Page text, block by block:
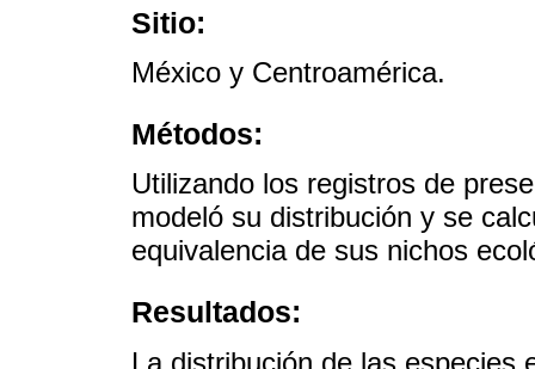
Sitio:
México y Centroamérica.
Métodos:
Utilizando los registros de
modeló su distribución y se
equivalencia de sus nichos
Resultados:
La distribución de las especies